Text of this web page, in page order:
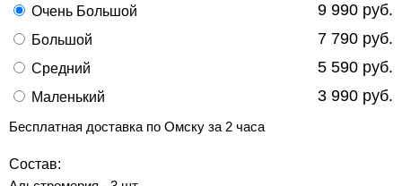
Очень Большой 9 990 руб.
Большой 7 790 руб.
Средний 5 590 руб.
Маленький 3 990 руб.
Бесплатная доставка по Омску за 2 часа
Состав: